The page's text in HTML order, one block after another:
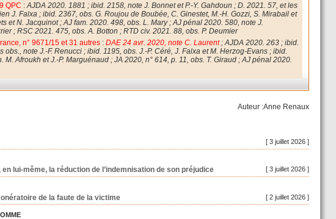
QPC :AJDA 2020. 1881 ; ibid. 2158, note J. Bonnet et P.-Y. Gahdoun ; D. 2021. 57, et les
J. Falxa ; ibid. 2367, obs. G. Roujou de Boubée, C. Ginestet, M.-H. Gozzi, S. Mirabail et
et N. Jacquinot ; AJ fam. 2020. 498, obs. L. Mary ; AJ pénal 2020. 580, note J.
; RSC 2021. 475, obs. A. Botton ; RTD civ. 2021. 88, obs. P. Deumier
n° 9671/15 et 31 autres :DAE 24 avr. 2020, note C. Laurent; AJDA 2020. 263 ; ibid.
note J.-F. Renucci ; ibid. 1195, obs. J.-P. Céré, J. Falxa et M. Herzog-Evans ; ibid.
Afroukh et J.-P. Marguénaud ; JA 2020, n° 614, p. 11, obs. T. Giraud ; AJ pénal 2020.
Auteur :Anne Renaux
[ 3 juillet 2026 ]
[ 3 juillet 2026 ]
lui-même, la réduction de l’indemnisation de son préjudice
[ 2 juillet 2026 ]
de la faute de la victime